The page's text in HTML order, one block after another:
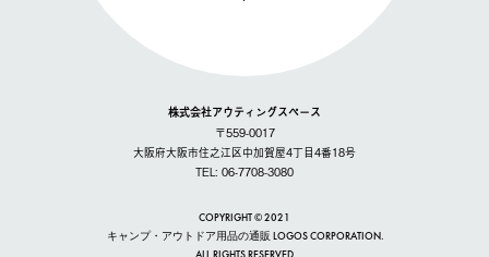
株式会社アウティングスペース
〒559-0017
大阪府大阪市住之江区中加賀屋4丁目4番18号
TEL: 06-7708-3080
COPYRIGHT © 2021
キャンプ・アウトドア用品の通販 LOGOS CORPORATION.